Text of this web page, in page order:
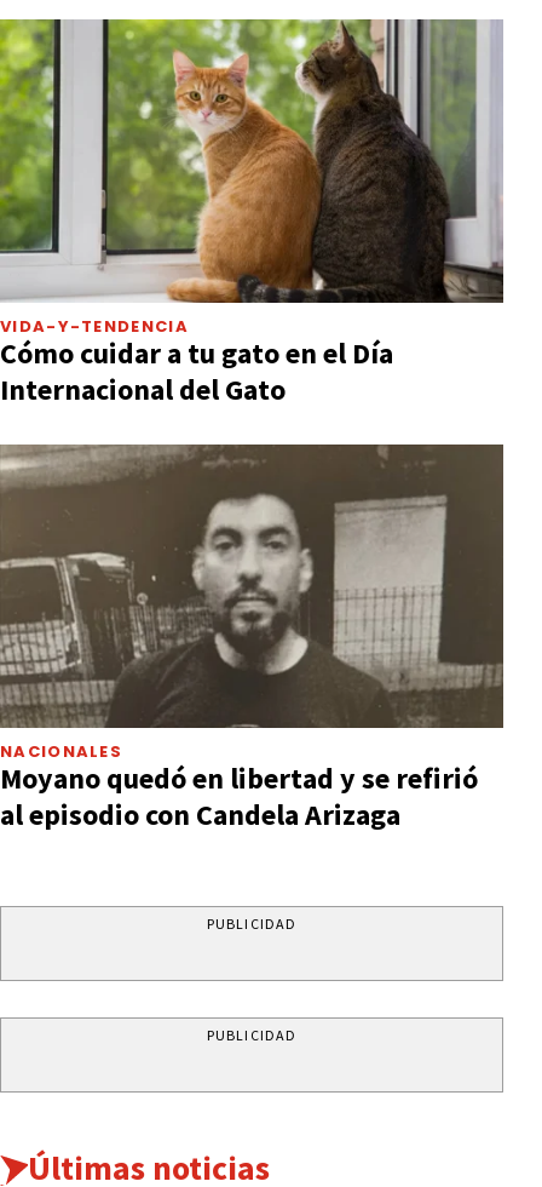
VIDA-Y-TENDENCIA
Cómo cuidar a tu gato en el Día
Internacional del Gato
NACIONALES
Moyano quedó en libertad y se refirió
al episodio con Candela Arizaga
PUBLICIDAD
PUBLICIDAD
Últimas noticias